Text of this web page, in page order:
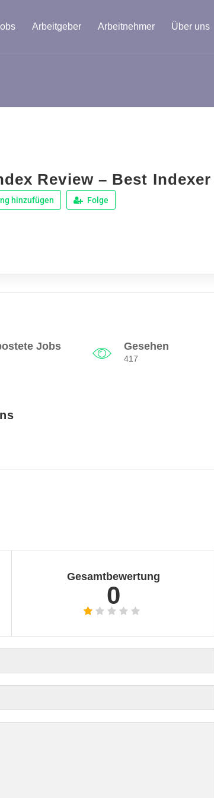
Arbeitgeber Arbeitnehmer Über uns
Review – Best
hinzufügen Folge
Jobs Gesehen
417
Gesamtbewertung
0